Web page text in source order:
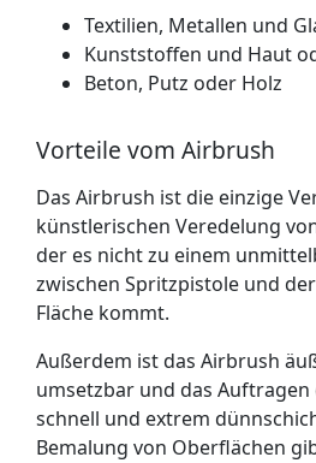
Textilien, Metallen und
Kunststoffen und Haut
Beton, Putz oder Holz
Vorteile vom Airbrush
Das Airbrush ist die einzige
künstlerischen Veredelung
der es nicht zu einem
zwischen Spritzpistole und
Fläche kommt.
Außerdem ist das Airbrush
umsetzbar und das
schnell und extrem
Bemalung von Oberflächen